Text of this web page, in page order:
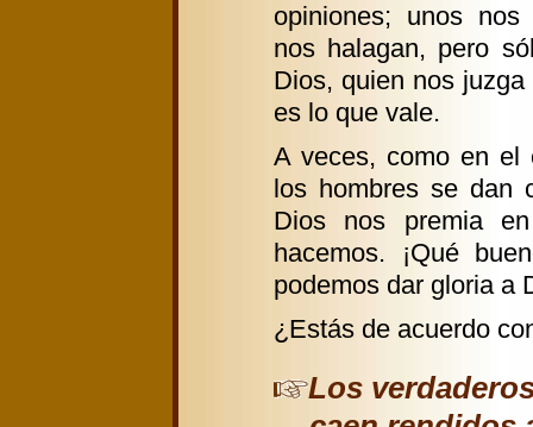
opiniones; unos nos
nos halagan, pero
Dios, quien nos
es lo que vale.
A veces, como en el
los hombres se dan
Dios nos premia
hacemos. ¡Qué
podemos dar gloria a
¿Estás de acuerdo
Los